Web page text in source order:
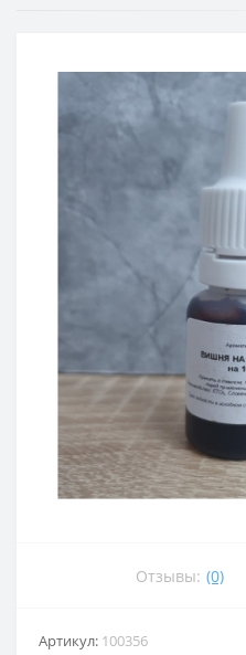
Отзывы: (0)
Артикул: 100356